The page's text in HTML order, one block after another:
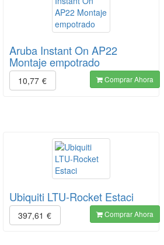
Aruba Instant On AP22
Montaje empotrado
10,77 € Comprar Ahora
Ubiquiti LTU-Rocket Estaci
397,61 € Comprar Ahora